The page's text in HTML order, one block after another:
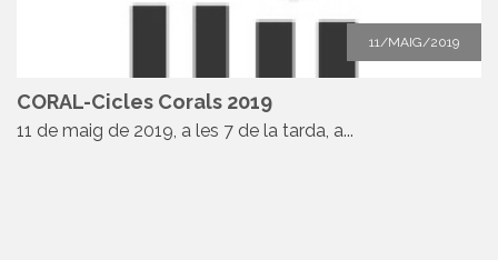
11/MAIG/2019
CORAL-Cicles Corals 2019
11 de maig de 2019, a les 7 de la tarda, a...